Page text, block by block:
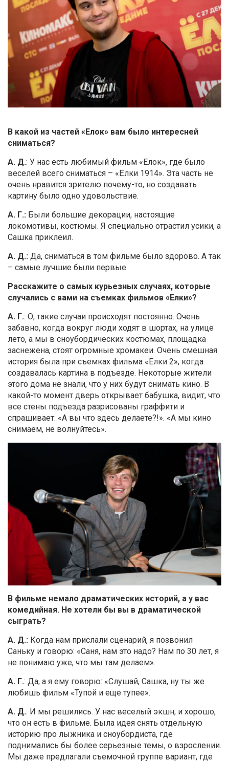
В какой из частей «Елок» вам было интересней
сниматься?
А. Д.: У нас есть любимый фильм «Елок», где было
веселей всего сниматься – «Ёлки 1914». Эта часть не
очень нравится зрителю почему-то, но создавать
картину было одно удовольствие.
А. Г.: Были большие декорации, настоящие
локомотивы, костюмы. Я специально отрастил усики, а
Сашка приклеил.
А. Д.: Да, сниматься в том фильме было здорово. А так
– самые лучшие были первые.
Расскажите о самых курьезных случаях, которые
случались с вами на съемках фильмов «Елки»?
А. Г.: О, такие случаи происходят постоянно. Очень
забавно, когда вокруг люди ходят в шортах, на улице
лето, а мы в сноубордических костюмах, площадка
заснежена, стоят огромные хромакеи. Очень смешная
история была при съемках фильма «Елки 2», когда
создавалась картина в подъезде. Некоторые жители
этого дома не знали, что у них будут снимать кино. В
какой-то момент дверь открывает бабушка, видит, что
все стены подъезда разрисованы граффити и
спрашивает: «А вы что здесь делаете?!». «А мы кино
снимаем, не волнуйтесь».
В фильме немало драматических историй, а у вас
комедийная. Не хотели бы вы в драматической
сыграть?
А. Д.: Когда нам прислали сценарий, я позвонил
Саньку и говорю: «Саня, нам это надо? Нам по 30 лет, я
не понимаю уже, что мы там делаем».
А. Г.: Да, а я ему говорю: «Слушай, Сашка, ну ты же
любишь фильм «Тупой и еще тупее».
А. Д.: И мы решились. У нас веселый экшн, и хорошо,
что он есть в фильме. Была идея снять отдельную
историю про лыжника и сноубордиста, где
поднимались бы более серьезные темы, о взрослении.
Мы даже предлагали съемочной группе вариант, где